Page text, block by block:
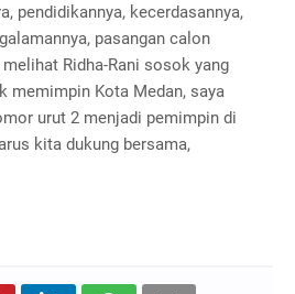
pendidikannya, kecerdasannya,
pasangan calon
Ridha-Rani sosok yang
memimpin Kota Medan, saya
urut 2 menjadi pemimpin di
kita dukung bersama,